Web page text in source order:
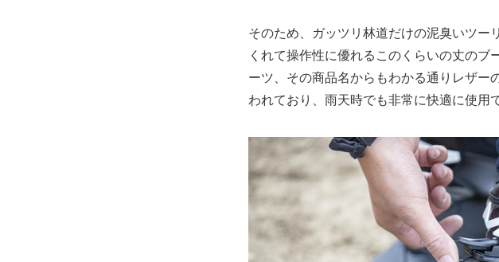
そのため、ガッツリ林道だけの泥臭いツー
くれて操作性に優れるこのくらいの丈の
ーツ、その商品名からもわかる通りレザー
われており、雨天時でも非常に快適に使用